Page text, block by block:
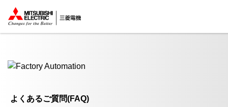
ここから本文
よくあるご質問(FAQ)